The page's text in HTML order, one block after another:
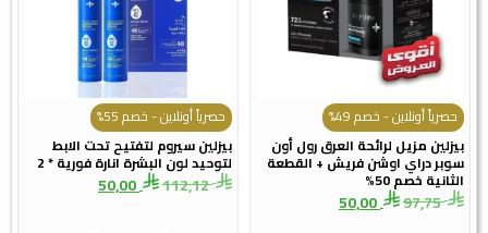
حصرياً أونلاين - خصم 49%
بيزلين مزيل لرائحة العرق رول أون
سوبر دراي اوشن فريش + القطعة
الثانية خصم 50%
97,75
50,00
حصرياً أونلاين - خصم 55%
بيزلين سيروم لتفتيح تحت الابط
لتوحيد لون البشرة انارة فورية * 2
112,12
50,00